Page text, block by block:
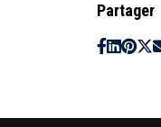
Partager